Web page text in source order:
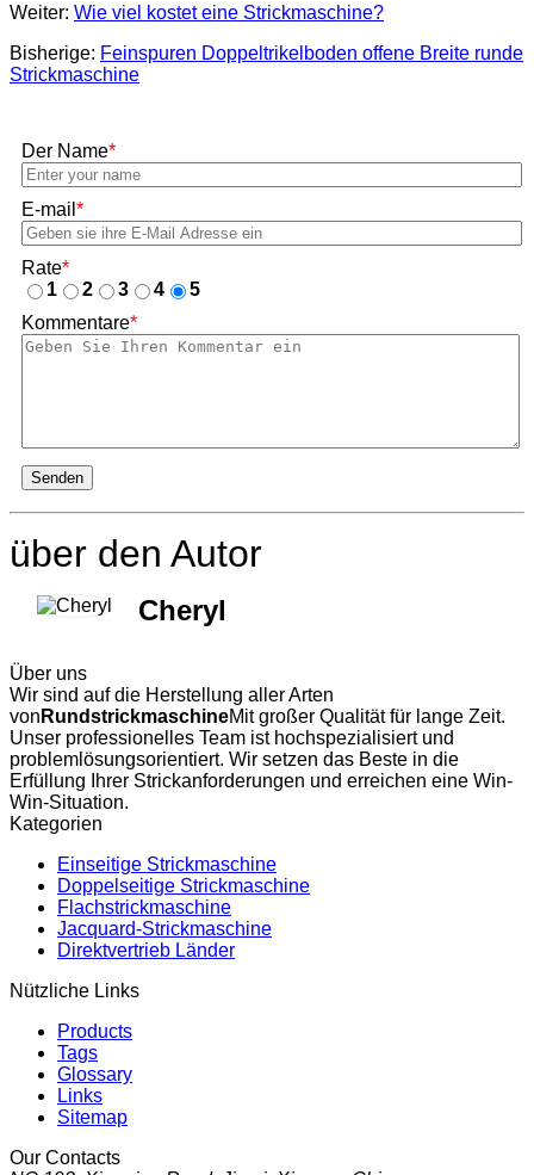
Weiter: Wie viel kostet eine Strickmaschine?
Bisherige: Feinspuren Doppeltrikelboden offene Breite runde
Strickmaschine
Der Name*
E-mail *
Rate*
1
2 3 4
5
Kommentare*
Senden
über den Autor
Cheryl
Über uns
Wir sind auf die Herstellung aller Arten
von RundstrickmaschineMit großer Qualität für lange Zeit.
Unser professionelles Team ist hochspezialisiert und
problemlösungsorientiert. Wir setzen das Beste in die
Erfüllung Ihrer Strickanforderungen und erreichen eine Win-
Win-Situation.
Kategorien
Einseitige Strickmaschine
Doppelseitige Strickmaschine
Flachstrickmaschine
Jacquard-Strickmaschine
Direktvertrieb Länder
Nützliche Links
Products
Tags
Glossary
Links
Sitemap
Our Contacts